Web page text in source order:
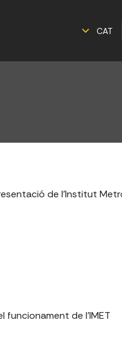
CAT
de l'Institut
funcionament de l'IMET